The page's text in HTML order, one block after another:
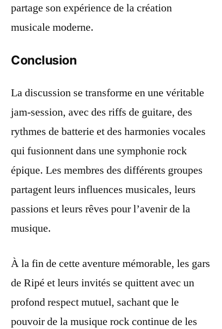
partage son expérience de la création
musicale moderne.
Conclusion
La discussion se transforme en une véritable
jam-session, avec des riffs de guitare, des
rythmes de batterie et des harmonies vocales
qui fusionnent dans une symphonie rock
épique. Les membres des différents groupes
partagent leurs influences musicales, leurs
passions et leurs rêves pour l’avenir de la
musique.
À la fin de cette aventure mémorable, les gars
de Ripé et leurs invités se quittent avec un
profond respect mutuel, sachant que le
pouvoir de la musique rock continue de les